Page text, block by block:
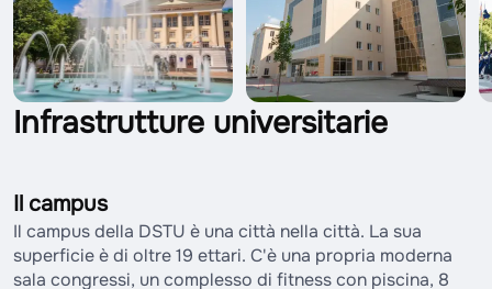
Infrastrutture universitarie
Il campus
Il campus della DSTU è una città nella città. La sua
superficie è di oltre 19 ettari. C'è una propria moderna
sala congressi, un complesso di fitness con piscina, 8